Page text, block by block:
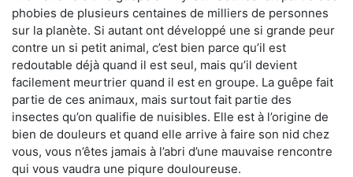
phobies de plusieurs centaines de milliers de personnes
sur la planète. Si autant ont développé une si grande peur
contre un si petit animal, c’est bien parce qu’il est
redoutable déjà quand il est seul, mais qu’il devient
facilement meurtrier quand il est en groupe. La guêpe fait
partie de ces animaux, mais surtout fait partie des
insectes qu’on qualifie de nuisibles. Elle est à l’origine de
bien de douleurs et quand elle arrive à faire son nid chez
vous, vous n’êtes jamais à l’abri d’une mauvaise rencontre
qui vous vaudra une piqure douloureuse.